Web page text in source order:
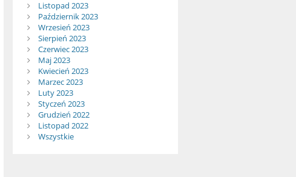
Listopad 2023
Październik 2023
Wrzesień 2023
Sierpień 2023
Czerwiec 2023
Maj 2023
Kwiecień 2023
Marzec 2023
Luty 2023
Styczeń 2023
Grudzień 2022
Listopad 2022
Wszystkie